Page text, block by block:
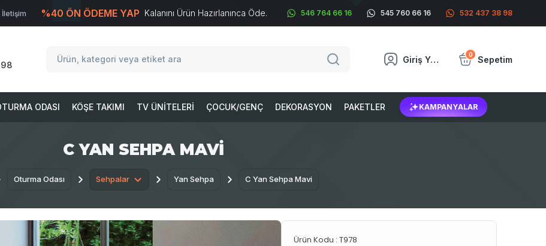
İletişim %40 ÖN ÖDEME YAP Kalanını Ürün Hazırlanınca Öde. 546 764 66 16 545 760 66 16 532 437 38 98
Giriş Yap 0 Sepetim
ODASI KÖŞE TAKIMI TV ÜNITELERI ÇOCUK/GENÇ DEKORASYON PAKETLER KAMPANYALAR
C YAN SEHPA MAVI
Oturma Odası Sehpalar Yan Sehpa C Yan Sehpa Mavi
Ürün Kodu : T978
-Soft E-TicaretSistemleriyle Hazırlanmıştır.